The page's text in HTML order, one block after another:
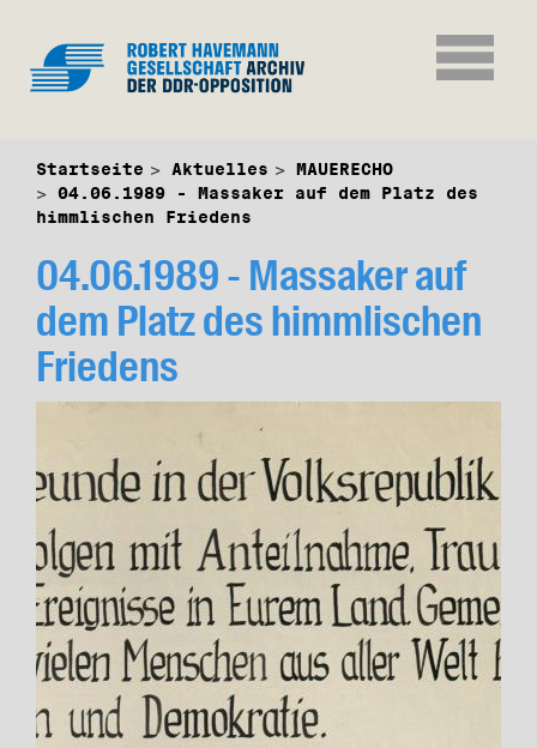
Startseite Aktuelles
MAUERECHO
04.06.1989 - Massaker auf dem Platz des
himmlischen Friedens
04.06.1989 - Massaker auf
dem Platz des himmlischen
Friedens